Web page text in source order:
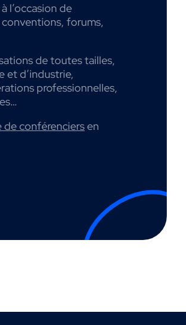
à l’occasion de
conventions, forums,
de toutes tailles,
et d’industrie,
professionnelles,
de conférenciersen